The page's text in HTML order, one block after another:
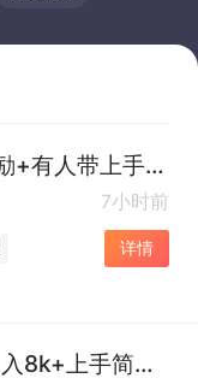
外卖送餐员（0元入职+入职奖励+有人带上手简单+月入8K+）
7小时前
详情
淘宝闪购送餐员（各类补贴+月入8k+上手简单有人带）